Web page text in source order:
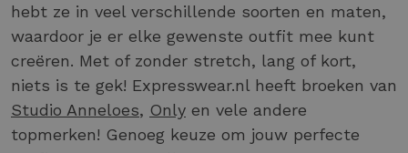
hebt ze in veel verschillende soorten en maten,
waardoor je er elke gewenste outfit mee kunt
creëren. Met of zonder stretch, lang of kort,
niets is te gek! Expresswear.nl heeft broeken van
Studio Anneloes, Only en vele andere
topmerken! Genoeg keuze om jouw perfecte